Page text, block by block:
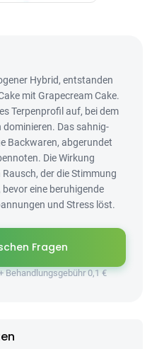
Hybrid, entstanden
mit Grapecream Cake.
Terpenprofil auf, bei dem
Das sahnig-
Backwaren, abgerundet
Die Wirkung
der die Stimmung
eine beruhigende
und Stress löst.
Fragen
Behandlungsgebühr 0,1 €